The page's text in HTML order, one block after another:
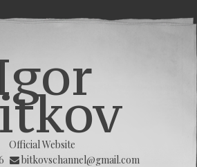
Official Website
bitkovschannel@gmail.com